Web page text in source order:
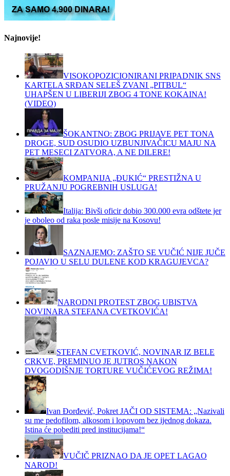
Najnovije!
VISOKOPOZICIONIRANI PRIPADNIK SNS
KARTELA SRĐAN SELEŠ ZVANI „PITBUL“
UHAPŠEN U LIBERIJI ZBOG 4 TONE KOKAINA!
(VIDEO)
ŠOKANTNO: ZBOG PRIJAVE PET TONA
DROGE, SUD OSUDIO UZBUNJIVAČICU MAJU NA
PET MESECI ZATVORA, A NE DILERE!
KOMPANIJA „ĐUKIĆ“ PRESTIŽNA U
PRUŽANJU POGREBNIH USLUGA!
Italija: Bivši oficir dobio 300.000 evra odštete jer
je oboleo od raka posle misije na Kosovu!
SAZNAJEMO: ZAŠTO SE VUČIĆ NIJE JUČE
POJAVIO U SELU DULENE KOD KRAGUJEVCA?
NARODNI PROTEST ZBOG UBISTVA
NOVINARA STEFANA CVETKOVIĆA!
STEFAN CVETKOVIĆ, NOVINAR IZ BELE
CRKVE, PREMINUO JE JUTROS NAKON
DVOGODIŠNJE TORTURE VUČIĆEVOG REŽIMA!
Ivan Đorđević, Pokret JAČI OD SISTEMA: „Nazivali
su me pedofilom, alkosom i lopovom bez ijednog dokaza.
Istina će pobediti pred institucijama!“
VUČIČ PRIZNAO DA JE OPET LAGAO
NAROD!